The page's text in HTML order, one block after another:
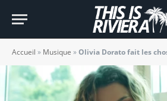
Accueil » Musique »Olivia Dorato fait les choses «